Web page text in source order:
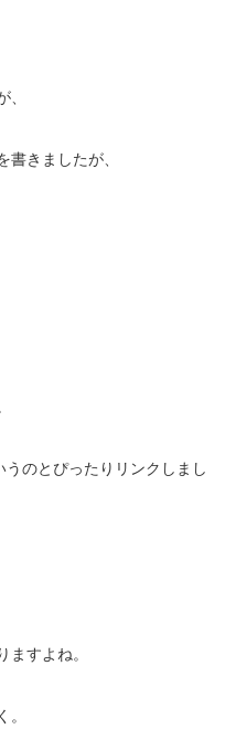
、
きましたが、
うのとぴったりリンクしまし
ますよね。
。